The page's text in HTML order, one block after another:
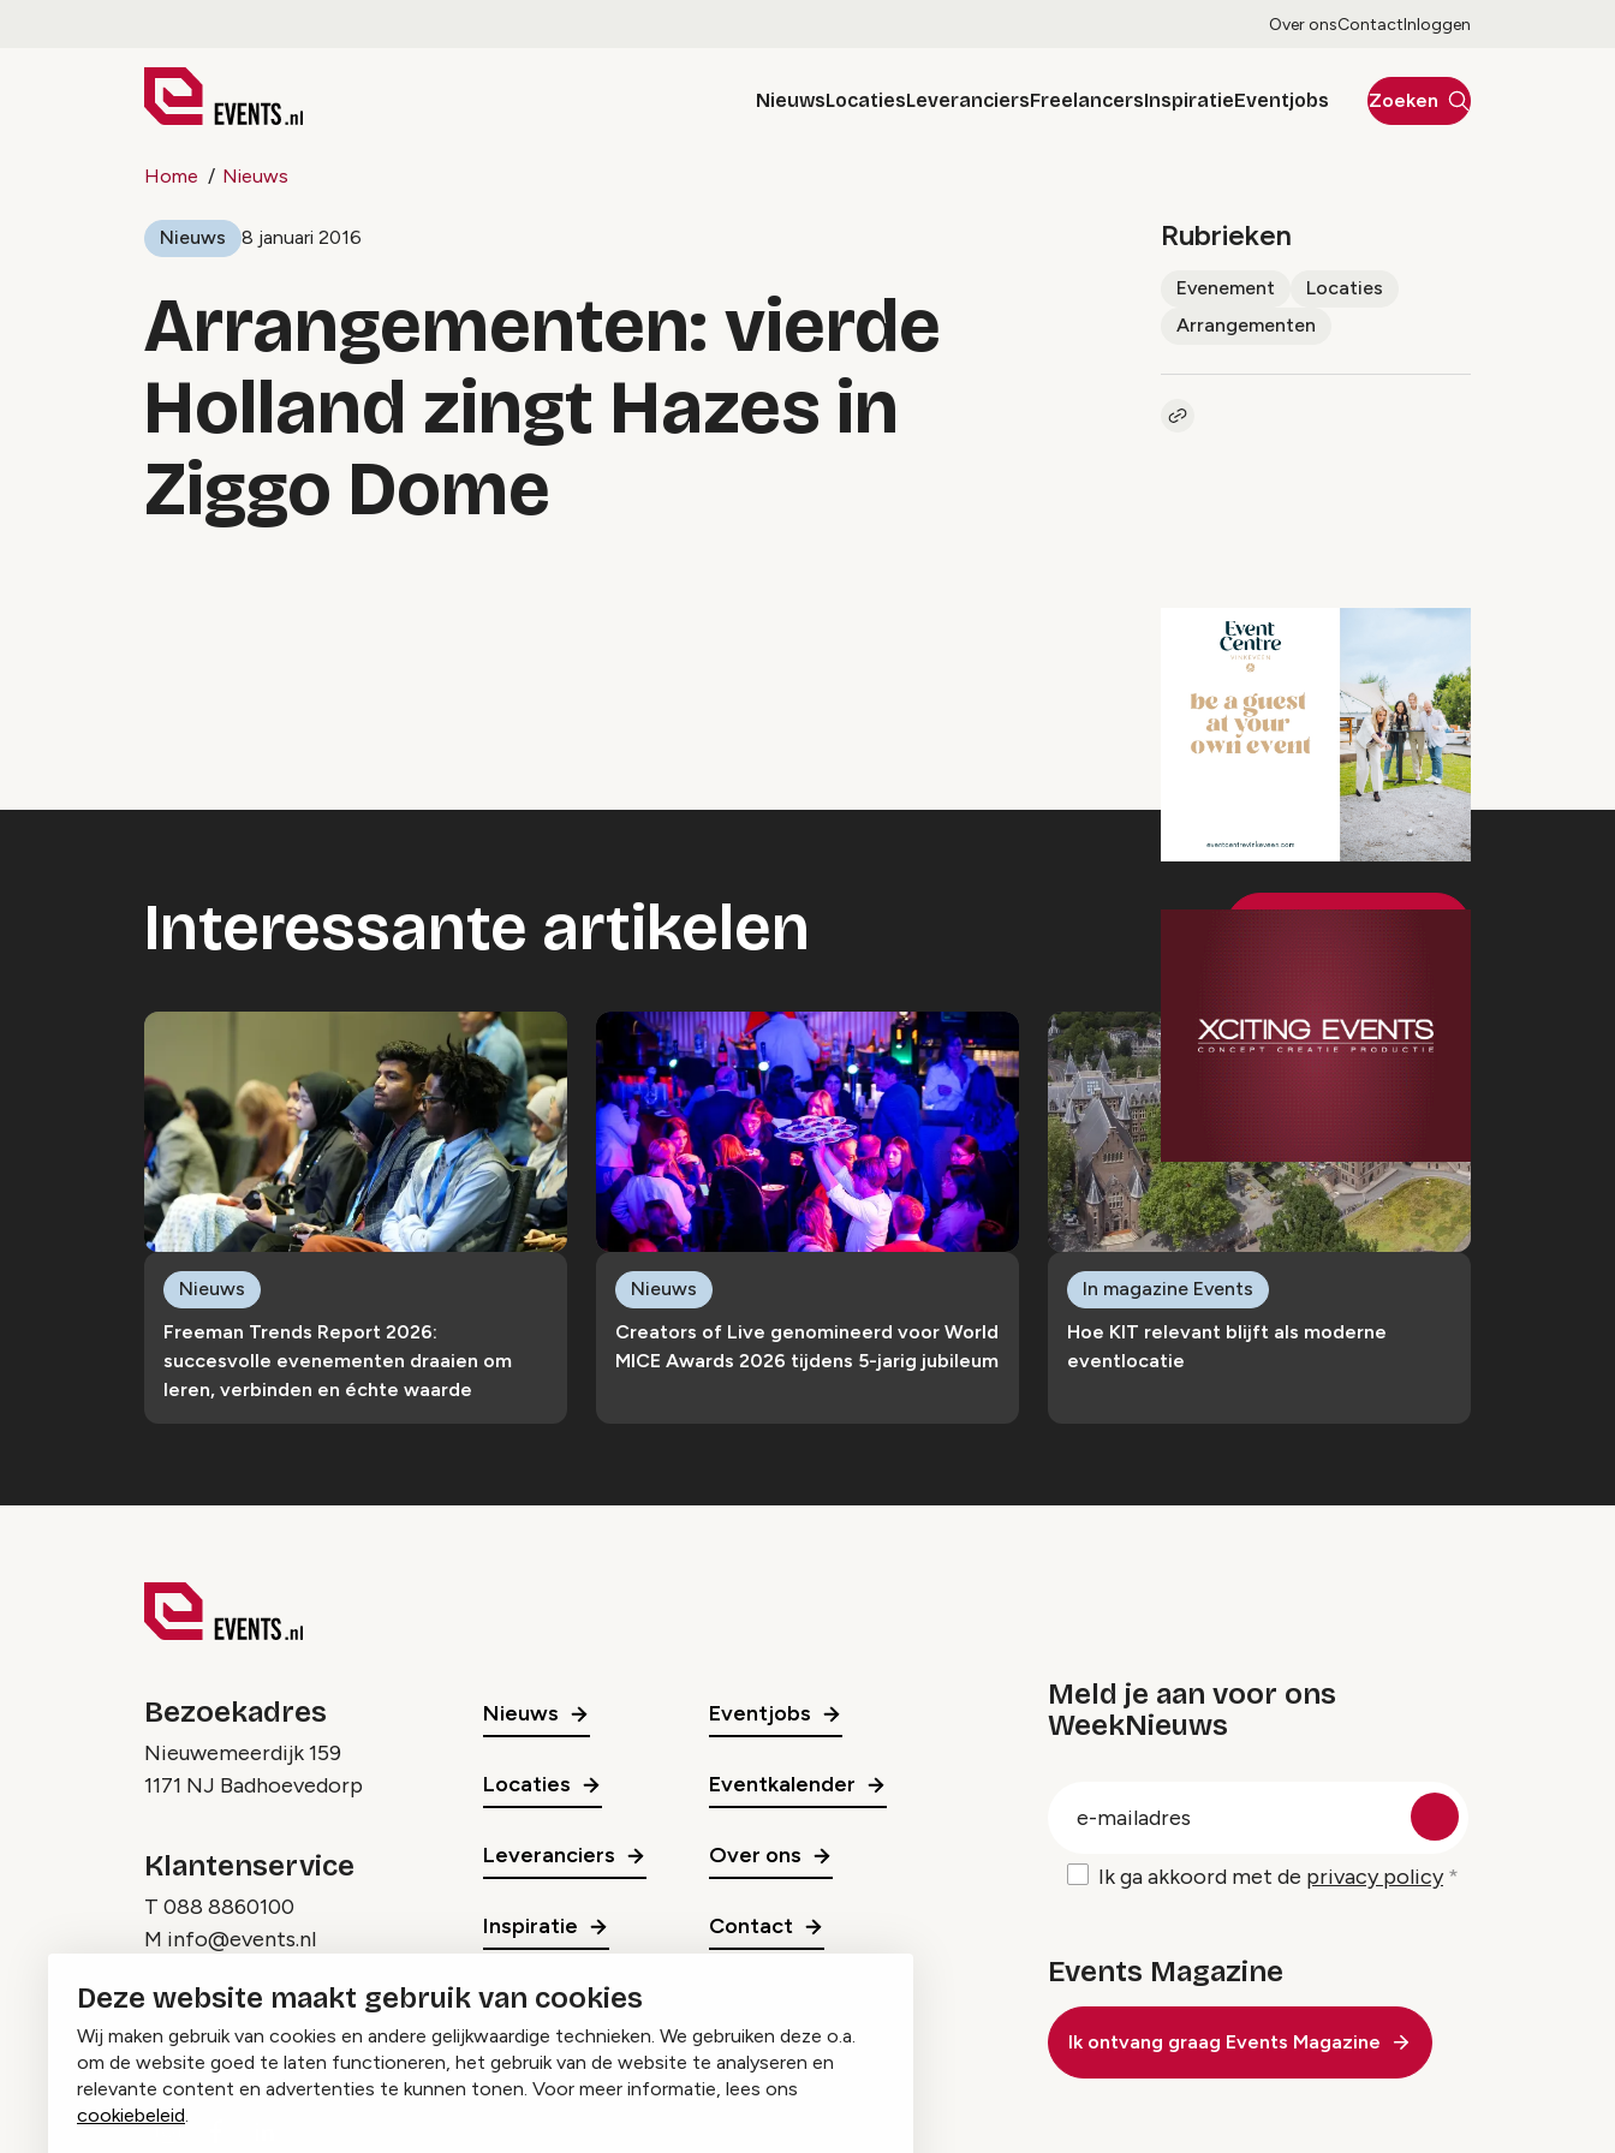
Deze website maakt gebruik van cookies
Wij maken gebruik van cookies en andere gelijkwaardige technieken. We gebruiken deze o.a.
om de website goed te laten functioneren, het gebruik van de website te analyseren en
relevante content en advertenties te kunnen tonen. Voor meer informatie, lees ons
cookiebeleid.
Over onsContactInloggen
NieuwsLocatiesLeveranciersFreelancersInspiratieEventjobs Zoeken
Home Nieuws
Nieuws 8 januari 2016
Arrangementen: vierde
Holland zingt Hazes in
Ziggo Dome
Rubrieken
Evenement
Locaties
Arrangementen
Kopieer link naar artikel
Interessante artikelen
Freeman Trends Report 2026:
succesvolle evenementen draaien om
leren, verbinden en échte waarde
Nieuws
Creators of Live genomineerd voor World
MICE Awards 2026 tijdens 5-jarig jubileum
Nieuws
Hoe KIT relevant blijft als moderne
eventlocatie
In magazine Events
Bezoekadres
Nieuwemeerdijk 159
1171 NJ Badhoevedorp
Klantenservice
T 088 8860100
M info@events.nl
Nieuws
Locaties
Leveranciers
Inspiratie
Eventjobs
Eventkalender
Over ons
Contact
Meld je aan voor ons
WeekNieuws
Ik ga akkoord met de privacy policy
Events Magazine
Ik ontvang graag Events Magazine